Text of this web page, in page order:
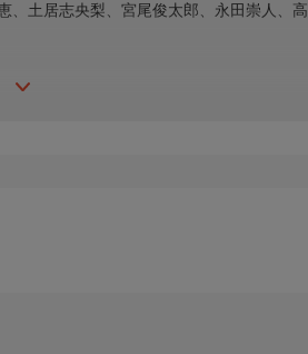
、土居志央梨、宮尾俊太郎、永田崇人、高